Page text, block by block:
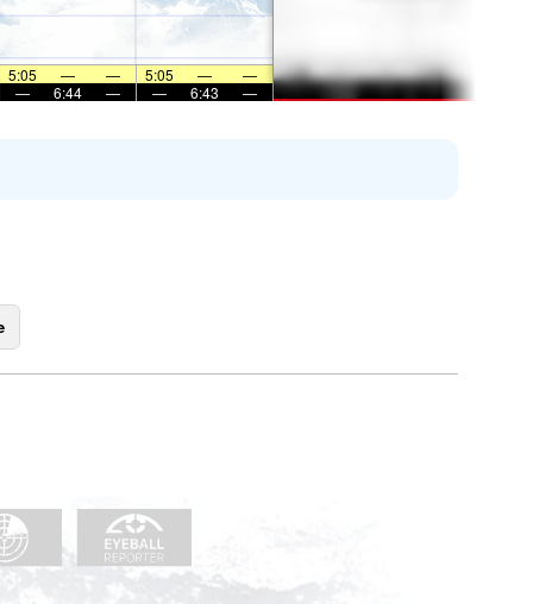
5:05 — — 5:05 —
—
— 6:44 — — 6:43 —